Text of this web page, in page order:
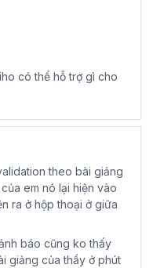
có thể hỗ trợ gì cho
theo bài giảng
em nó lại hiện vào
ra ở hộp thoại ở giữa
báo cũng ko thấy
giảng của thầy ở phút